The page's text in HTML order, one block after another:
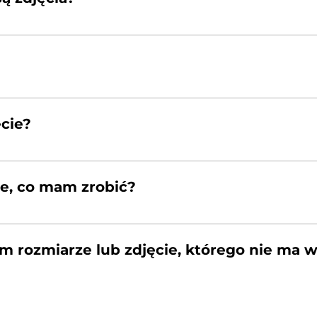
cm, 50×70 cm i 60×90 cm. Nie wszystkie rozmiary
który będzie zapakowany w kartonową tubę i
zdjęcie będzie drukowane na zamówienie. Z tego
co mam zrobić?
obecności kuriera, sporządź raport do reklamacji i
rozmiarze lub zdjęcie, którego nie ma